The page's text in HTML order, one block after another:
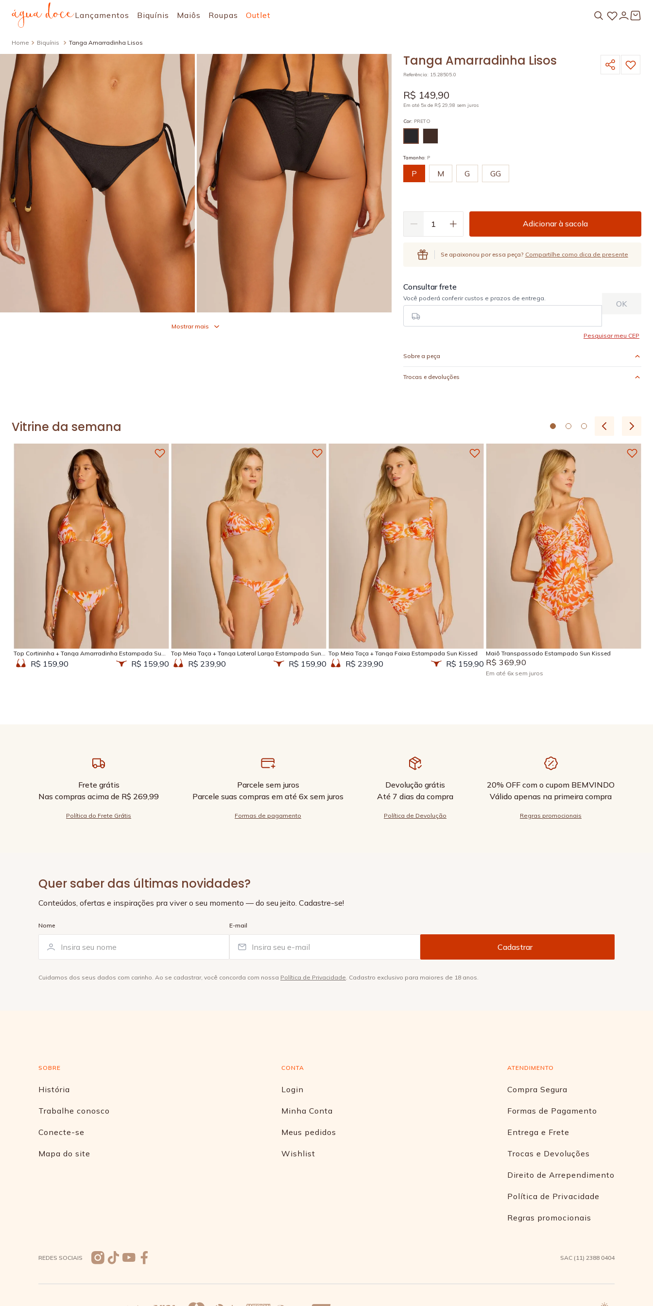
Lançamentos Biquínis Maiôs Roupas Outlet
Biquínis Tanga Amarradinha Lisos
Mostrar mais
Tanga Amarradinha Lisos
Referência: 15.28505.0
R$ 149,90
Em até 5x de R$ 29,98 sem juros
Cor: PRETO
Tamanho: P
P M G GG
Adicionar à sacola
Se apaixonou por essa peça? Compartilhe como dica de presente
Sobre a peça
Trocas e devoluções
Vitrine da semana
Adicionar na sacola
Top Cortininha + Tanga Amarradinha Estampada Sun
KissedR$ 159,90 R$ 159,90
Adicionar na sacola
Top Meia Taça + Tanga Lateral Larga Estampada Sun
KissedR$ 239,90 R$ 159,90
Adicionar na sacola
Top Meia Taça + Tanga Faixa Estampada Sun Kissed
R$ 239,90 R$ 159,90
M G GG
Adicionar na sacola
Maiô Transpassado Estampado Sun Kissed
R$ 369,90
Em até 6x sem juros
Frete grátis
Nas compras acima de R$ 269,99
Política do Frete Grátis
Parcele sem juros
Parcele suas compras em até 6x sem juros
Formas de pagamento
Devolução grátis
Até 7 dias da compra
Política de Devolução
20% OFF com o cupom BEMVINDO
Válido apenas na primeira compra
Regras promocionais
Quer saber das últimas novidades?
Conteúdos, ofertas e inspirações pra viver o seu momento — do seu jeito. Cadastre-se!
Nome E-mail
Cuidamos dos seus dados com carinho. Ao se cadastrar, você concorda com nossa Política de Privacidade. Cadastro exclusivo para maiores de 18 anos.
SOBRE
História
Trabalhe conosco
Conecte-se
Mapa do site
CONTA
Login
Minha Conta
Meus pedidos
Wishlist
ATENDIMENTO
Compra Segura
Formas de Pagamento
Entrega e Frete
Trocas e Devoluções
Direito de Arrependimento
Política de Privacidade
Regras promocionais
REDES SOCIAIS SAC (11) 2388 0404